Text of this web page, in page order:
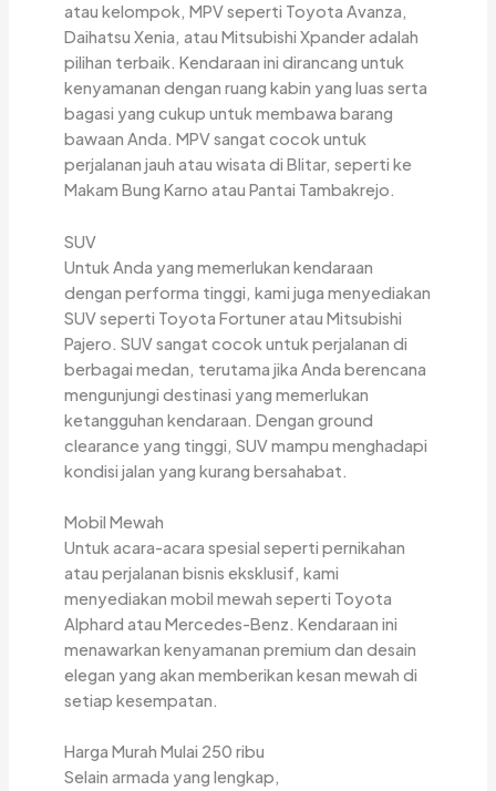
atau kelompok, MPV seperti Toyota Avanza,
Daihatsu Xenia, atau Mitsubishi Xpander adalah
pilihan terbaik. Kendaraan ini dirancang untuk
kenyamanan dengan ruang kabin yang luas serta
bagasi yang cukup untuk membawa barang
bawaan Anda. MPV sangat cocok untuk
perjalanan jauh atau wisata di Blitar, seperti ke
Makam Bung Karno atau Pantai Tambakrejo.
SUV
Untuk Anda yang memerlukan kendaraan
dengan performa tinggi, kami juga menyediakan
SUV seperti Toyota Fortuner atau Mitsubishi
Pajero. SUV sangat cocok untuk perjalanan di
berbagai medan, terutama jika Anda berencana
mengunjungi destinasi yang memerlukan
ketangguhan kendaraan. Dengan ground
clearance yang tinggi, SUV mampu menghadapi
kondisi jalan yang kurang bersahabat.
Mobil Mewah
Untuk acara-acara spesial seperti pernikahan
atau perjalanan bisnis eksklusif, kami
menyediakan mobil mewah seperti Toyota
Alphard atau Mercedes-Benz. Kendaraan ini
menawarkan kenyamanan premium dan desain
elegan yang akan memberikan kesan mewah di
setiap kesempatan.
Harga Murah Mulai 250 ribu
Selain armada yang lengkap,